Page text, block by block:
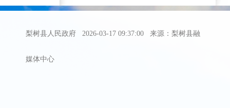
梨树县人民政府 2026-03-17 09:37:00 来源：梨树县融
媒体中心